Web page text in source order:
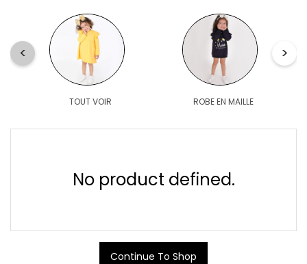
TOUT VOIR ROBE EN MAILLE
No product defined.
Continue To Shop